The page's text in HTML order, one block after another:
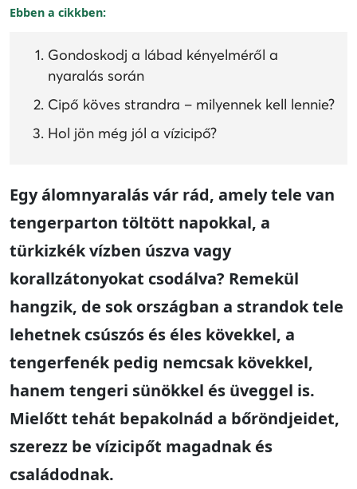
Ebben a cikkben:
Gondoskodj a lábad kényelméről a
nyaralás során
Cipő köves strandra – milyennek kell lennie?
Hol jön még jól a vízicipő?
Egy álomnyaralás vár rád, amely tele van
tengerparton töltött napokkal, a
türkizkék vízben úszva vagy
korallzátonyokat csodálva? Remekül
hangzik, de sok országban a strandok tele
lehetnek csúszós és éles kövekkel, a
tengerfenék pedig nemcsak kövekkel,
hanem tengeri sünökkel és üveggel is.
Mielőtt tehát bepakolnád a bőröndjeidet,
szerezz be vízicipőt magadnak és
családodnak.